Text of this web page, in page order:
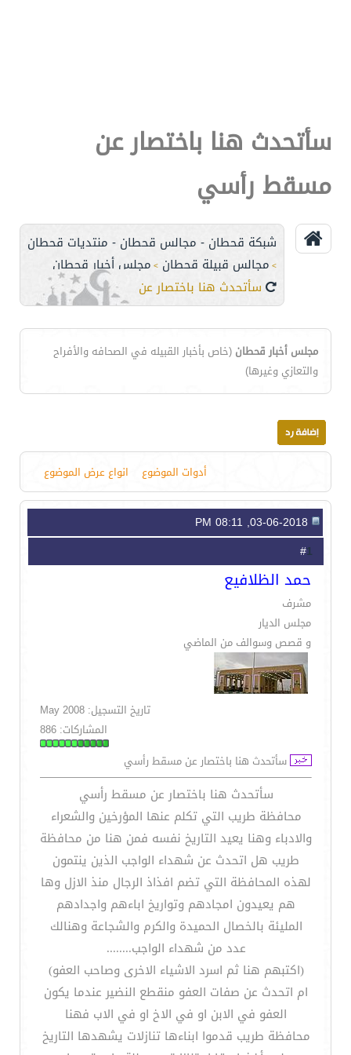
سأتحدث هنا باختصار عن
مسقط رأسي
شبكة قحطان - مجالس قحطان - منتديات قحطان
> مجالس قبيلة قحطان > مجلس أخبار قحطان
سأتحدث هنا باختصار عن مسقط رأسي
مجلس أخبار قحطان (خاص بأخبار القبيله في الصحافه والأفراح
والتعازي وغيرها)
أدوات الموضوع انواع عرض الموضوع
1
حمد الظلافيع
مشرف
مجلس الديار
و قصص وسوالف من الماضي
تاريخ التسجيل: May 2008
المشاركات: 886
سأتحدث هنا باختصار عن مسقط رأسي
سأتحدث هنا باختصار عن مسقط رأسي
محافظة طريب التي تكلم عنها المؤرخين والشعراء
والادباء وهنا يعيد التاريخ نفسه فمن هنا من محافظة
طريب هل اتحدث عن شهداء الواجب الذين ينتمون
لهذه المحافظة التي تضم افذاذ الرجال منذ الازل وها
هم يعيدون امجادهم وتواريخ اباءهم واجدادهم
المليئة بالخصال الحميدة والكرم والشجاعة وهنالك
عدد من شهداء الواجب........
(اكتبهم هنا ثم اسرد الاشياء الاخرى وصاحب العفو)
ام اتحدث عن صفات العفو منقطع النضير عندما يكون
العفو في الابن او في الاخ او في الاب فهنا
محافظة طريب قدموا ابناءها تنازلات يشهدها التاريخ